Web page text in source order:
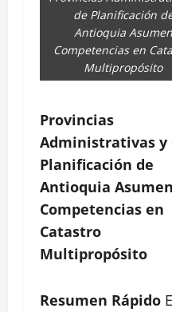
de Planificación
Antioquia Asumen
Competencias en
Multipropósito
Provincias
Administrativas y
Planificación de
Antioquia Asumen
Competencias en
Catastro
Multipropósito
Resumen Rápido